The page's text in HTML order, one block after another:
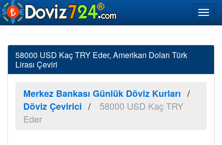
58000 USD Kaç TRY Eder, Amerikan Doları Türk
Lirası Çeviri
Merkez Bankası Günlük Döviz Kurları
Döviz Çevirici
58000 USD Kaç TRY
Eder